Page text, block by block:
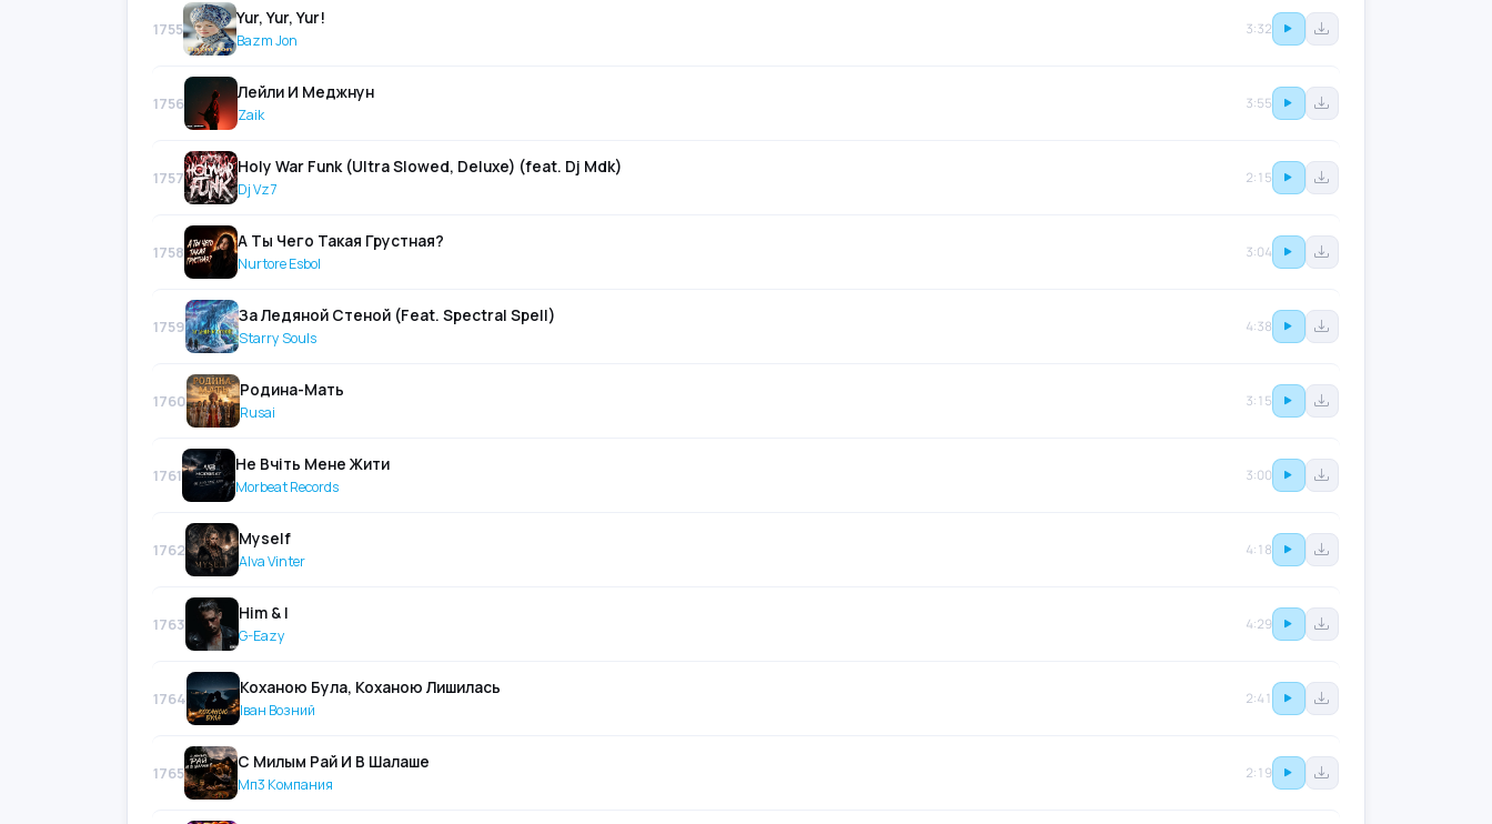
1755
Yur, Yur, Yur!
Bazm Jon
3:32
1756
Лейли И Меджнун
Zaik
3:55
1757
Holy War Funk (Ultra Slowed, Deluxe) (feat. Dj Mdk)
Dj Vz7
2:15
1758
А Ты Чего Такая Грустная?
Nurtore Esbol
3:04
1759
За Ледяной Стеной (Feat. Spectral Spell)
Starry Souls
4:38
1760
Родина-Мать
Rusai
3:15
1761
Не Вчіть Мене Жити
Morbeat Records
3:00
1762
Myself
Alva Vinter
4:18
1763
Him & I
G-Eazy
4:29
1764
Коханою Була, Коханою Лишилась
Іван Возний
2:41
1765
С Милым Рай И В Шалаше
Мп3 Компания
2:19